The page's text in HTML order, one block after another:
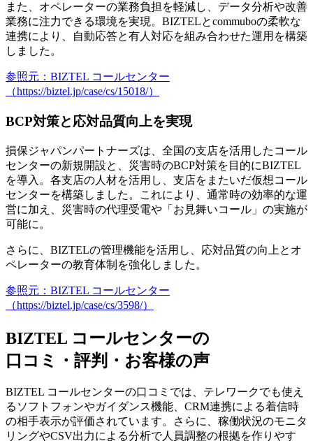
また、オペレーターの業務負担を軽減し、データ分析や改善
業務に注力できる環境を実現。BIZTELとcommuboの柔軟な
連携により、自動応答と有人対応を組み合わせた運用を構築
しました。
参照元：BIZTEL コールセンター
（https://biztel.jp/case/cs/15018/）
BCP対策と応対品質向上を実現
損保ジャパンパートナーズは、全国の支店を活用したコール
センターの新規開設と、災害時のBCP対策を目的にBIZTEL
を導入。各支店の人材を活用し、支店をまたいだ仮想コール
センターを構築しました。これにより、通常時の効率的な運
営に加え、災害時の代理受電や「お見舞いコール」の実施が
可能に。
さらに、BIZTELの管理機能を活用し、応対品質の向上とオ
ペレーターの教育体制を強化しました。
参照元：BIZTEL コールセンター
（https://biztel.jp/case/cs/3598/）
BIZTEL コールセンターの
口コミ・評判・お客様の声
BIZTEL コールセンターの口コミでは、 テレワークでも使え
るソフトフォンやガイダンス機能、CRM連携による着信時
の相手表示が評価されています。さらに、稼働状況のモニタ
リングやCSV出力による分析で人員調整の根拠を作りやす